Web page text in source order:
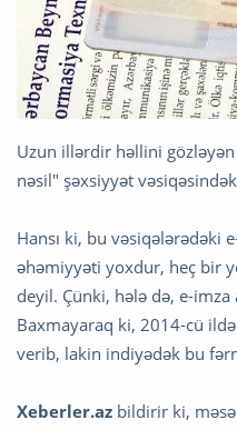
Uzun illərdir həllini
nəsil" şəxsiyyət
Hansı ki, bu vəsiqələrədəki
əhəmiyyəti yoxdur, heç bir
deyil. Çünki, hələ də, e-
Baxmayaraq ki, 2014-cü
verib, lakin indiyədək bu
Xeberler.az bildirir ki,